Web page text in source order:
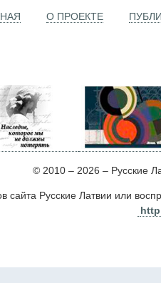
О ПРОЕКТЕ
© 2010 – 2026 – Русские
сайта Русские Латвии или